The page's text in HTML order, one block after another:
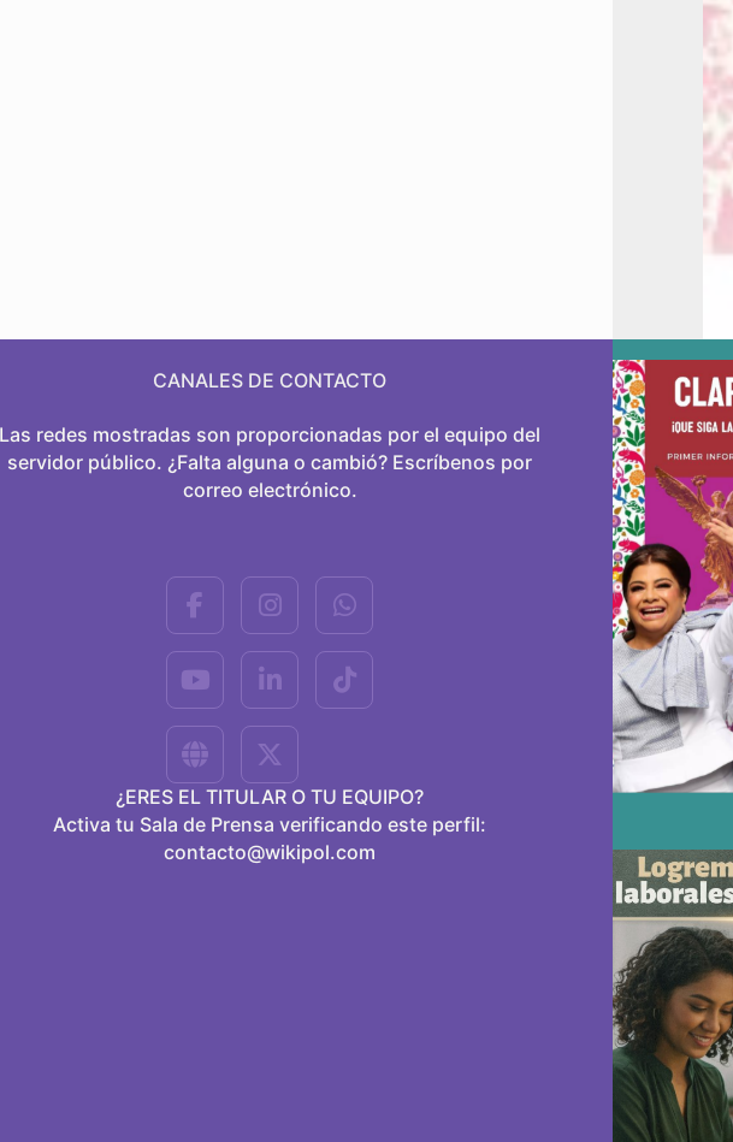
CANALES DE CONTACTO
Las redes mostradas son proporcionadas por el equipo del
servidor público. ¿Falta alguna o cambió? Escríbenos por
correo electrónico.
¿ERES EL TITULAR O TU EQUIPO?
Activa tu Sala de Prensa verificando este perfil:
contacto@wikipol.com